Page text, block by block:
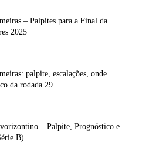
– Palpites para a Final da
2025
palpite, escalações, onde
da rodada 29
– Palpite, Prognóstico e
B)